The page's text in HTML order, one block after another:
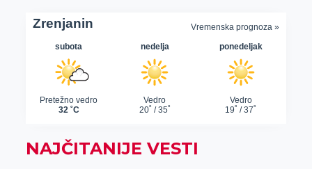
NAJČITANIJE VESTI